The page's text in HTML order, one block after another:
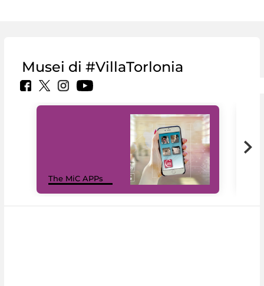
Musei di #VillaTorlonia
The MiC APPs